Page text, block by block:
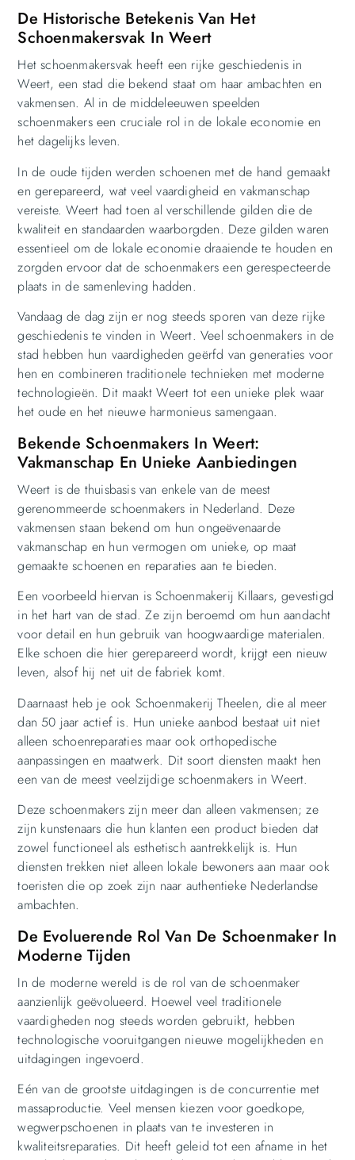
De Historische Betekenis Van Het
Schoenmakersvak In Weert
Het schoenmakersvak heeft een rijke geschiedenis in
Weert, een stad die bekend staat om haar ambachten en
vakmensen. Al in de middeleeuwen speelden
schoenmakers een cruciale rol in de lokale economie en
het dagelijks leven.
In de oude tijden werden schoenen met de hand gemaakt
en gerepareerd, wat veel vaardigheid en vakmanschap
vereiste. Weert had toen al verschillende gilden die de
kwaliteit en standaarden waarborgden. Deze gilden waren
essentieel om de lokale economie draaiende te houden en
zorgden ervoor dat de schoenmakers een gerespecteerde
plaats in de samenleving hadden.
Vandaag de dag zijn er nog steeds sporen van deze rijke
geschiedenis te vinden in Weert. Veel schoenmakers in de
stad hebben hun vaardigheden geërfd van generaties voor
hen en combineren traditionele technieken met moderne
technologieën. Dit maakt Weert tot een unieke plek waar
het oude en het nieuwe harmonieus samengaan.
Bekende Schoenmakers In Weert:
Vakmanschap En Unieke Aanbiedingen
Weert is de thuisbasis van enkele van de meest
gerenommeerde schoenmakers in Nederland. Deze
vakmensen staan bekend om hun ongeëvenaarde
vakmanschap en hun vermogen om unieke, op maat
gemaakte schoenen en reparaties aan te bieden.
Een voorbeeld hiervan is Schoenmakerij Killaars, gevestigd
in het hart van de stad. Ze zijn beroemd om hun aandacht
voor detail en hun gebruik van hoogwaardige materialen.
Elke schoen die hier gerepareerd wordt, krijgt een nieuw
leven, alsof hij net uit de fabriek komt.
Daarnaast heb je ook Schoenmakerij Theelen, die al meer
dan 50 jaar actief is. Hun unieke aanbod bestaat uit niet
alleen schoenreparaties maar ook orthopedische
aanpassingen en maatwerk. Dit soort diensten maakt hen
een van de meest veelzijdige schoenmakers in Weert.
Deze schoenmakers zijn meer dan alleen vakmensen; ze
zijn kunstenaars die hun klanten een product bieden dat
zowel functioneel als esthetisch aantrekkelijk is. Hun
diensten trekken niet alleen lokale bewoners aan maar ook
toeristen die op zoek zijn naar authentieke Nederlandse
ambachten.
De Evoluerende Rol Van De Schoenmaker In
Moderne Tijden
In de moderne wereld is de rol van de schoenmaker
aanzienlijk geëvolueerd. Hoewel veel traditionele
vaardigheden nog steeds worden gebruikt, hebben
technologische vooruitgangen nieuwe mogelijkheden en
uitdagingen ingevoerd.
Eén van de grootste uitdagingen is de concurrentie met
massaproductie. Veel mensen kiezen voor goedkope,
wegwerpschoenen in plaats van te investeren in
kwaliteitsreparaties. Dit heeft geleid tot een afname in het